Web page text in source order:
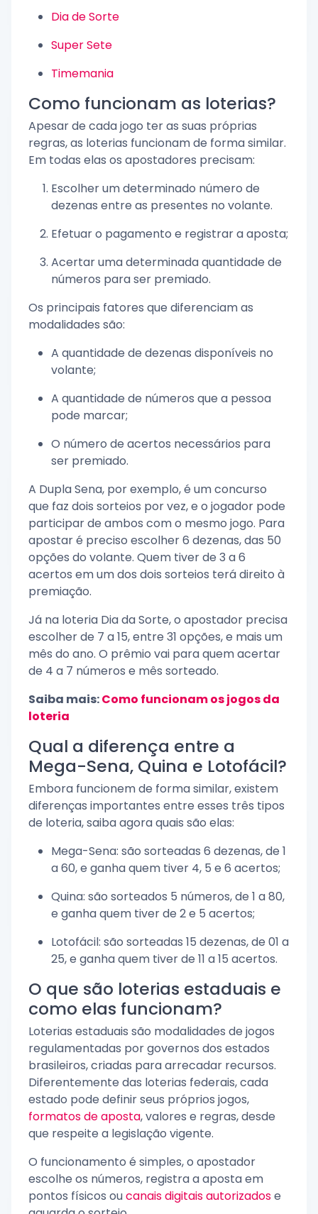
Dia de Sorte
Super Sete
Timemania
Como funcionam as loterias?
Apesar de cada jogo ter as suas próprias
regras, as loterias funcionam de forma similar.
Em todas elas os apostadores precisam:
Escolher um determinado número de
dezenas entre as presentes no volante.
Efetuar o pagamento e registrar a aposta;
Acertar uma determinada quantidade de
números para ser premiado.
Os principais fatores que diferenciam as
modalidades são:
A quantidade de dezenas disponíveis no
volante;
A quantidade de números que a pessoa
pode marcar;
O número de acertos necessários para
ser premiado.
A Dupla Sena, por exemplo, é um concurso
que faz dois sorteios por vez, e o jogador pode
participar de ambos com o mesmo jogo. Para
apostar é preciso escolher 6 dezenas, das 50
opções do volante. Quem tiver de 3 a 6
acertos em um dos dois sorteios terá direito à
premiação.
Já na loteria Dia da Sorte, o apostador precisa
escolher de 7 a 15, entre 31 opções, e mais um
mês do ano. O prêmio vai para quem acertar
de 4 a 7 números e mês sorteado.
Saiba mais:Como funcionam os jogos da
loteria
Qual a diferença entre a
Mega-Sena, Quina e Lotofácil?
Embora funcionem de forma similar, existem
diferenças importantes entre esses três tipos
de loteria, saiba agora quais são elas:
Mega-Sena: são sorteadas 6 dezenas, de 1
a 60, e ganha quem tiver 4, 5 e 6 acertos;
Quina: são sorteados 5 números, de 1 a 80,
e ganha quem tiver de 2 e 5 acertos;
Lotofácil: são sorteadas 15 dezenas, de 01 a
25, e ganha quem tiver de 11 a 15 acertos.
O que são loterias estaduais e
como elas funcionam?
Loterias estaduais são modalidades de jogos
regulamentadas por governos dos estados
brasileiros, criadas para arrecadar recursos.
Diferentemente das loterias federais, cada
estado pode definir seus próprios jogos,
formatos de aposta, valores e regras, desde
que respeite a legislação vigente.
O funcionamento é simples, o apostador
escolhe os números, registra a aposta em
pontos físicos oucanais digitais autorizadose